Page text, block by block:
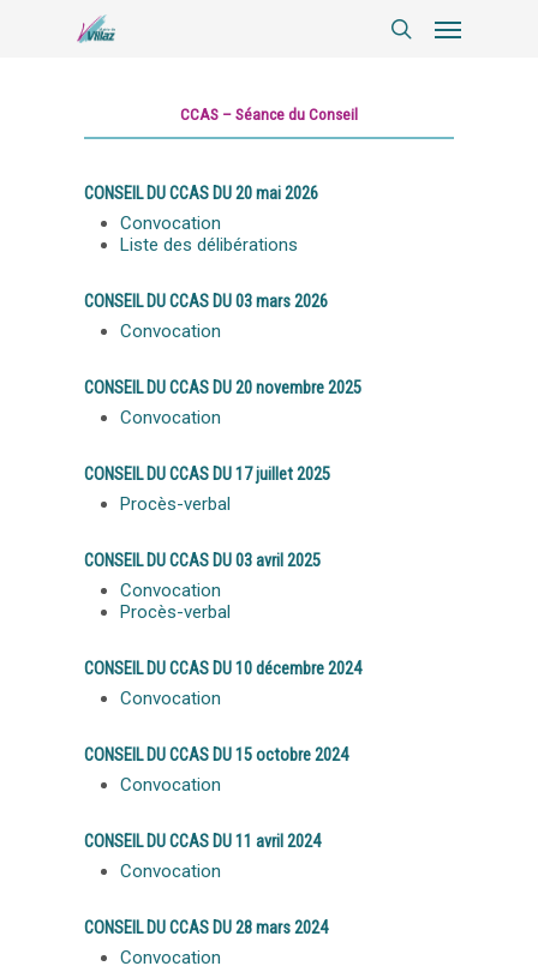
CCAS – Séance du Conseil
CONSEIL DU CCAS DU 20 mai 2026
Convocation
Liste des délibérations
CONSEIL DU CCAS DU 03 mars 2026
Convocation
CONSEIL DU CCAS DU 20 novembre 2025
Convocation
CONSEIL DU CCAS DU 17 juillet 2025
Procès-verbal
CONSEIL DU CCAS DU 03 avril 2025
Convocation
Procès-verbal
CONSEIL DU CCAS DU 10 décembre 2024
Convocation
CONSEIL DU CCAS DU 15 octobre 2024
Convocation
CONSEIL DU CCAS DU 11 avril 2024
Convocation
CONSEIL DU CCAS DU 28 mars 2024
Convocation